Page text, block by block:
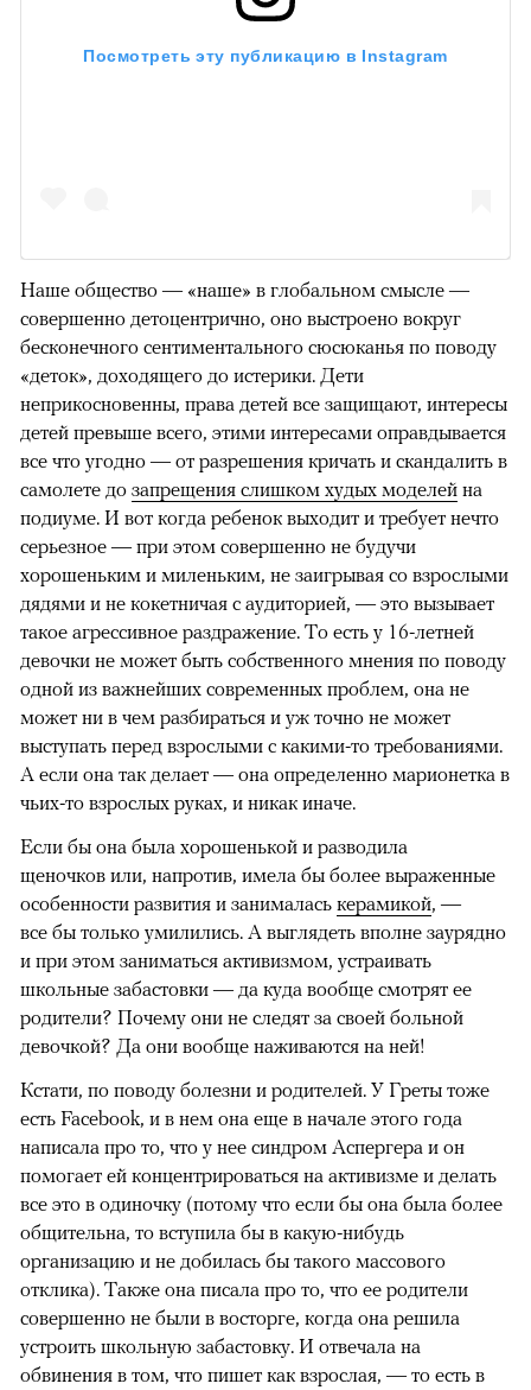
Посмотреть эту публикацию в Instagram
Наше общество — «наше» в глобальном смысле —
совершенно детоцентрично, оно выстроено вокруг
бесконечного сентиментального сюсюканья по поводу
«деток», доходящего до истерики. Дети
неприкосновенны, права детей все защищают, интересы
детей превыше всего, этими интересами оправдывается
все что угодно — от разрешения кричать и скандалить в
самолете до запрещения слишком худых моделей на
подиуме. И вот когда ребенок выходит и требует нечто
серьезное — при этом совершенно не будучи
хорошеньким и миленьким, не заигрывая со взрослыми
дядями и не кокетничая с аудиторией, — это вызывает
такое агрессивное раздражение. То есть у 16-летней
девочки не может быть собственного мнения по поводу
одной из важнейших современных проблем, она не
может ни в чем разбираться и уж точно не может
выступать перед взрослыми с какими-то требованиями.
А если она так делает — она определенно марионетка в
чьих-то взрослых руках, и никак иначе.
Если бы она была хорошенькой и разводила
щеночков или, напротив, имела бы более выраженные
особенности развития и занималась керамикой, —
все бы только умилились. А выглядеть вполне заурядно
и при этом заниматься активизмом, устраивать
школьные забастовки — да куда вообще смотрят ее
родители? Почему они не следят за своей больной
девочкой? Да они вообще наживаются на ней!
Кстати, по поводу болезни и родителей. У Греты тоже
есть Facebook, и в нем она еще в начале этого года
написала про то, что у нее синдром Аспергера и он
помогает ей концентрироваться на активизме и делать
все это в одиночку (потому что если бы она была более
общительна, то вступила бы в какую-нибудь
организацию и не добилась бы такого массового
отклика). Также она писала про то, что ее родители
совершенно не были в восторге, когда она решила
устроить школьную забастовку. И отвечала на
обвинения в том, что пишет как взрослая, — то есть в